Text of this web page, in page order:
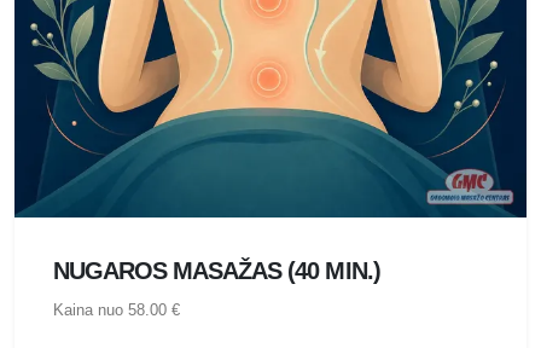
NUGAROS MASAŽAS (40 MIN.)
Kaina nuo 58.00 €